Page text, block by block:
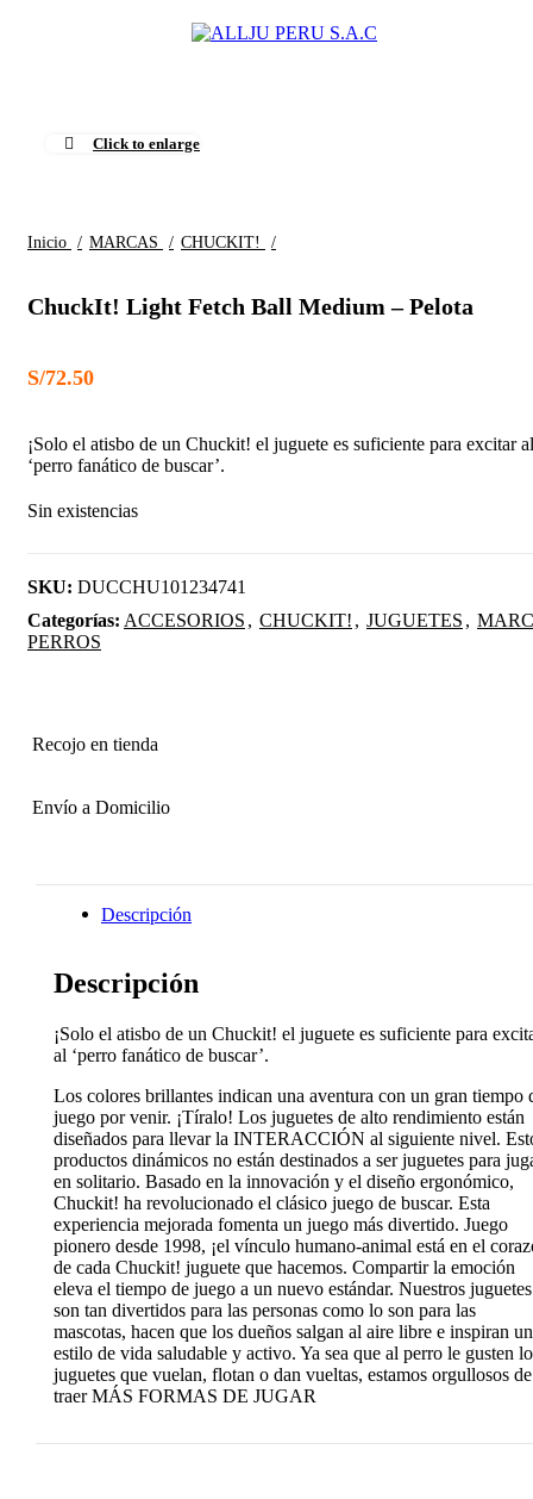
Click to enlarge
Inicio MARCAS CHUCKIT!
ChuckIt! Light Fetch Ball Medium – Pelota
S/72.50
¡Solo el atisbo de un Chuckit! el juguete es suficiente para excitar al
‘perro fanático de buscar’.
Sin existencias
SKU: DUCCHU101234741
Categorías: ACCESORIOS , CHUCKIT! , JUGUETES ,
PERROS
Recojo en tienda
Envío a Domicilio
Descripción
Descripción
¡Solo el atisbo de un Chuckit! el juguete es suficiente para
al ‘perro fanático de buscar’.
Los colores brillantes indican una aventura con un gran tiempo
juego por venir. ¡Tíralo! Los juguetes de alto rendimiento están
diseñados para llevar la INTERACCIÓN al siguiente nivel.
productos dinámicos no están destinados a ser juguetes para
en solitario. Basado en la innovación y el diseño ergonómico,
Chuckit! ha revolucionado el clásico juego de buscar. Esta
experiencia mejorada fomenta un juego más divertido. Juego
pionero desde 1998, ¡el vínculo humano-animal está en el
de cada Chuckit! juguete que hacemos. Compartir la emoción
eleva el tiempo de juego a un nuevo estándar. Nuestros juguetes
son tan divertidos para las personas como lo son para las
mascotas, hacen que los dueños salgan al aire libre e inspiran un
estilo de vida saludable y activo. Ya sea que al perro le gusten
juguetes que vuelan, flotan o dan vueltas, estamos orgullosos de
traer MÁS FORMAS DE JUGAR